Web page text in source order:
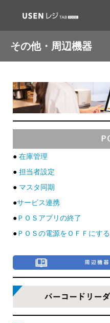
その他・周辺機器
● 在庫管理
● 担当者設定
● マスタ同期
●サービス連携
●ＰＯＳアプリの終了
●ＰＯＳの電源をＯＦＦにする